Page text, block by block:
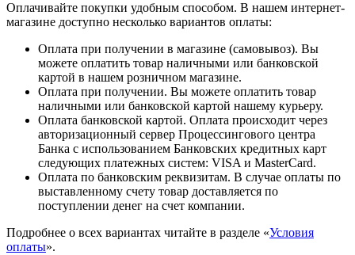
Оплачивайте покупки удобным способом. В нашем интернет-
магазине доступно несколько вариантов оплаты:
Оплата при получении в магазине (самовывоз). Вы
можете оплатить товар наличными или банковской
картой в нашем розничном магазине.
Оплата при получении. Вы можете оплатить товар
наличными или банковской картой нашему курьеру.
Оплата банковской картой. Оплата происходит через
авторизационный сервер Процессингового центра
Банка с использованием Банковских кредитных карт
следующих платежных систем: VISA и MasterCard.
Оплата по банковским реквизитам. В случае оплаты по
выставленному счету товар доставляется по
поступлении денег на счет компании.
Подробнее о всех вариантах читайте в разделе «Условия
оплаты».